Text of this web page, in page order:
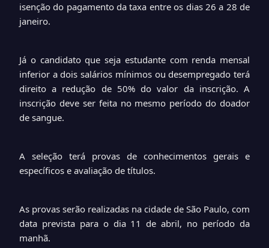
isenção do pagamento da taxa entre os dias 26 a 28 de
janeiro.
Já o candidato que seja estudante com renda mensal
inferior a dois salários mínimos ou desempregado terá
direito a redução de 50% do valor da inscrição. A
inscrição deve ser feita no mesmo período do doador
de sangue.
A seleção terá provas de conhecimentos gerais e
específicos e avaliação de títulos.
As provas serão realizadas na cidade de São Paulo, com
data prevista para o dia 11 de abril, no período da
manhã.